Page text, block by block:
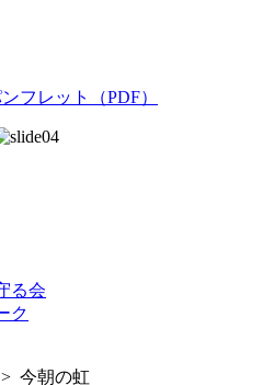
> 今朝の虹